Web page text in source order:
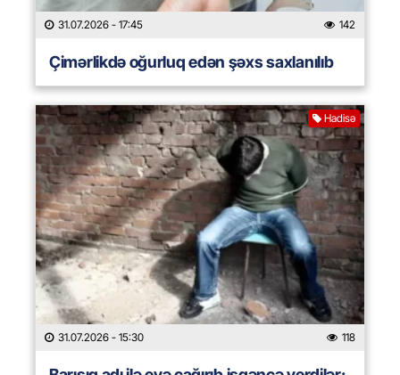
31.07.2026 - 17:45 142
Çimərlikdə oğurluq edən şəxs saxlanılıb
Hadisə
31.07.2026 - 15:30 118